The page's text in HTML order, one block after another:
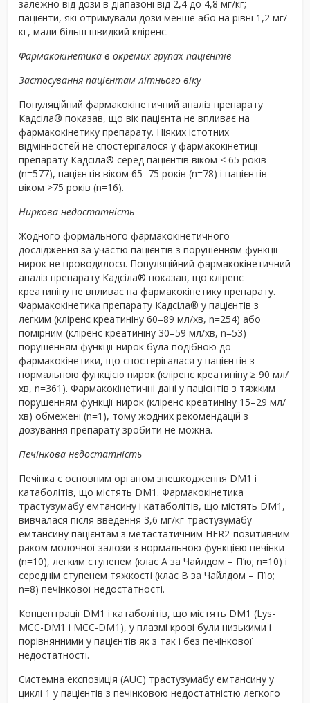
залежно від дози в діапазоні від 2,4 до 4,8 мг/кг;
пацієнти, які отримували дози менше або на рівні 1,2 мг/
кг, мали більш швидкий кліренс.
Фармакокінетика в окремих групах пацієнтів
Застосування пацієнтам літнього віку
Популяційний фармакокінетичний аналіз препарату
Кадсіла® показав, що вік пацієнта не впливає на
фармакокінетику препарату. Ніяких істотних
відмінностей не спостерігалося у фармакокінетиці
препарату Кадсіла® серед пацієнтів віком < 65 років
(n=577), пацієнтів віком 65–75 років (n=78) і пацієнтів
віком >75 років (n=16).
Ниркова недостатність
Жодного формального фармакокінетичного
дослідження за участю пацієнтів з порушенням функції
нирок не проводилося. Популяційний фармакокінетичний
аналіз препарату Кадсіла® показав, що кліренс
креатиніну не впливає на фармакокінетику препарату.
Фармакокінетика препарату Кадсіла® у пацієнтів з
легким (кліренс креатиніну 60–89 мл/хв, n=254) або
помірним (кліренс креатиніну 30–59 мл/хв, n=53)
порушенням функції нирок була подібною до
фармакокінетики, що спостерігалася у пацієнтів з
нормальною функцією нирок (кліренс креатиніну ≥ 90 мл/
хв, n=361). Фармакокінетичні дані у пацієнтів з тяжким
порушенням функції нирок (кліренс креатиніну 15–29 мл/
хв) обмежені (n=1), тому жодних рекомендацій з
дозування препарату зробити не можна.
Печінкова недостатність
Печінка є основним органом знешкодження DM1 і
катаболітів, що містять DM1. Фармакокінетика
трастузумабу емтансину і катаболітів, що містять DM1,
вивчалася після введення 3,6 мг/кг трастузумабу
емтансину пацієнтам з метастатичним HER2-позитивним
раком молочної залози з нормальною функцією печінки
(n=10), легким ступенем (клас A за Чайлдом – П’ю; n=10) і
середнім ступенем тяжкості (клас B за Чайлдом – П’ю;
n=8) печінкової недостатності.
Концентрації DM1 і катаболітів, що містять DM1 (Lys-
MCC-DM1 і MCC-DM1), у плазмі крові були низькими і
порівнянними у пацієнтів як з так і без печінкової
недостатності.
Системна експозиція (AUC) трастузумабу емтансину у
циклі 1 у пацієнтів з печінковою недостатністю легкого